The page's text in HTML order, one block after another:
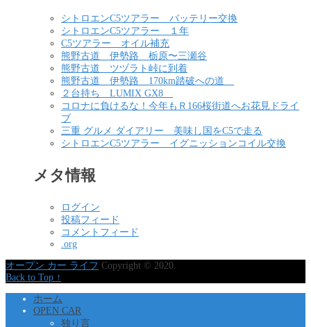
シトロエンC5ツアラー バッテリー交換
シトロエンC5ツアラー １年
C5ツアラー オイル補充
熊野古道 伊勢路 栃原〜三瀬谷
熊野古道 ツヅラト峠に到着
熊野古道 伊勢路 170km踏破への道
２台持ち LUMIX GX8
コロナに負けるな！今年もＲ166桜街道へお花見ドライ
ブ
三重 グルメ ダイアリー 美味し国をC5で走る
シトロエンC5ツアラー イグニッションコイル交換
メタ情報
ログイン
投稿フィード
コメントフィード
.org
オープン カー ライフ Copyright © 2020.
Back to Top ↑
ホーム
OPEN CAR
独り言